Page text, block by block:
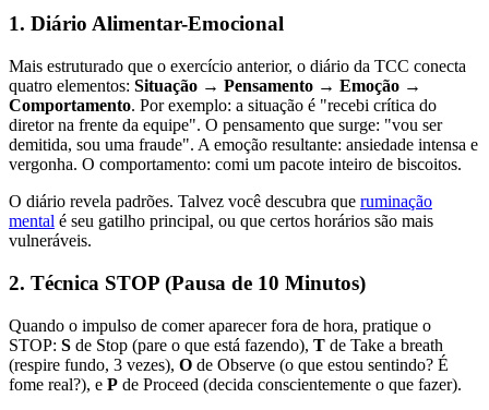
1. Diário Alimentar-Emocional
Mais estruturado que o exercício anterior, o diário da TCC conecta
quatro elementos: Situação → Pensamento → Emoção →
Comportamento. Por exemplo: a situação é "recebi crítica do
diretor na frente da equipe". O pensamento que surge: "vou ser
demitida, sou uma fraude". A emoção resultante: ansiedade intensa e
vergonha. O comportamento: comi um pacote inteiro de biscoitos.
O diário revela padrões. Talvez você descubra que ruminação
mental é seu gatilho principal, ou que certos horários são mais
vulneráveis.
2. Técnica STOP (Pausa de 10 Minutos)
Quando o impulso de comer aparecer fora de hora, pratique o
STOP: S de Stop (pare o que está fazendo), T de Take a breath
(respire fundo, 3 vezes), O de Observe (o que estou sentindo? É
fome real?), e P de Proceed (decida conscientemente o que fazer).